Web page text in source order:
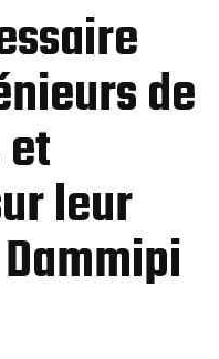
de
leur